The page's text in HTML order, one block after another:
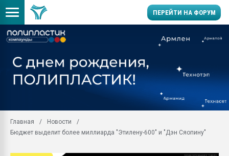
ПЕРЕЙТИ НА ФОРУМ
заводу пластмасс"
Главная
Новости
Бюджет выделит более миллиарда "Этилену-600" и "Дэн Сяопину"